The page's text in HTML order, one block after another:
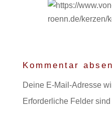
Kommentar
Deine E-Mail-Adresse
Erforderliche Felder